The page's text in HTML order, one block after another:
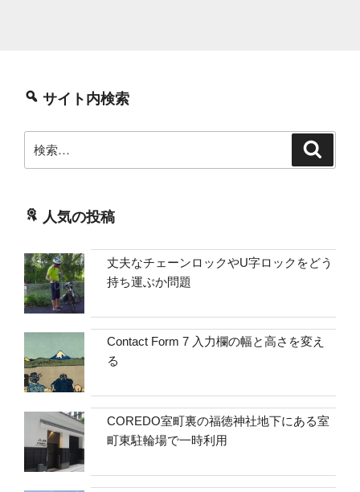
サイト内検索
索:
人気の投稿
丈夫なチェーンロックやU字ロックをどう
持ち運ぶか問題
Contact Form 7 入力欄の幅と高さを変え
る
COREDO室町裏の福徳神社地下にある室
町東駐輪場で一時利用